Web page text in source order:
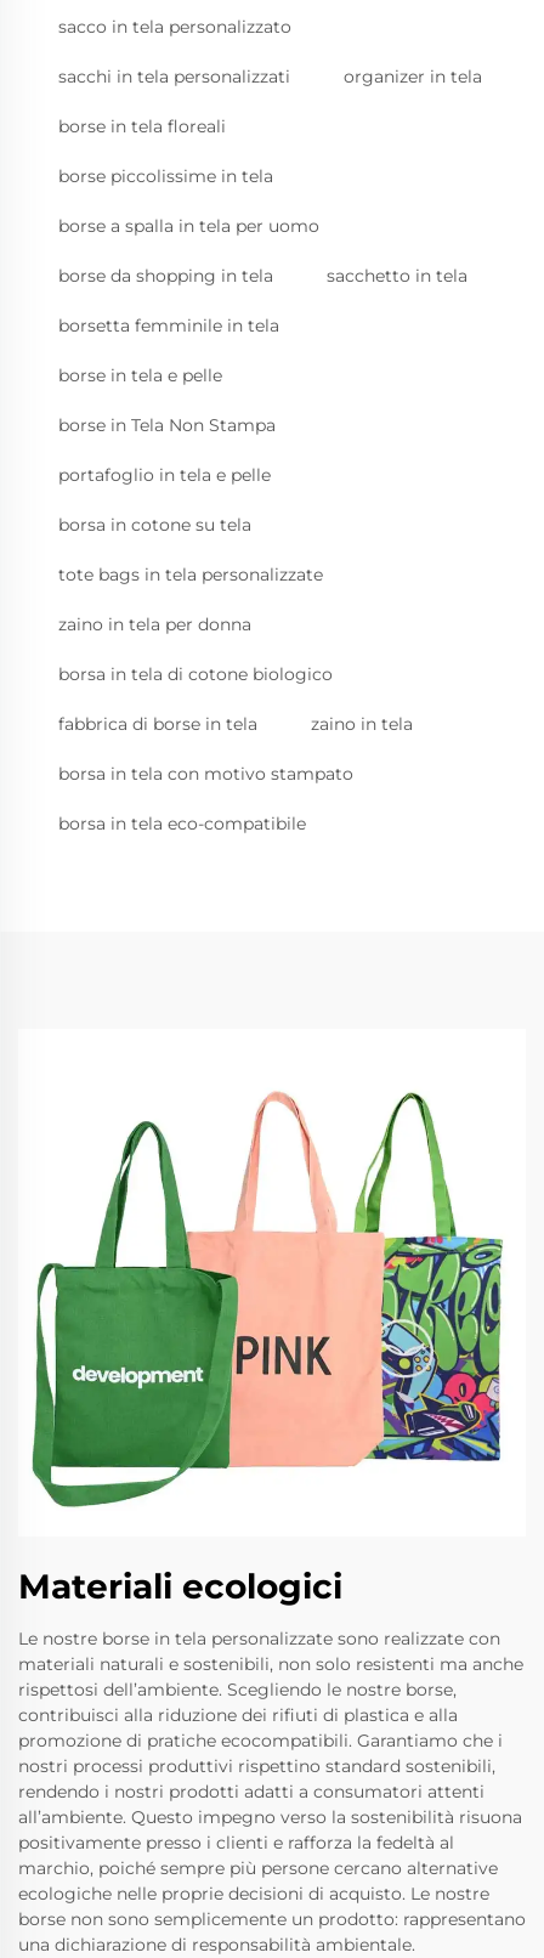
sacco in tela personalizzato
sacchi in tela personalizzati organizer in tela
borse in tela floreali
borse piccolissime in tela
borse a spalla in tela per uomo
borse da shopping in tela sacchetto in tela
borsetta femminile in tela
borse in tela e pelle
borse in Tela Non Stampa
portafoglio in tela e pelle
borsa in cotone su tela
tote bags in tela personalizzate
zaino in tela per donna
borsa in tela di cotone biologico
fabbrica di borse in tela zaino in tela
borsa in tela con motivo stampato
borsa in tela eco-compatibile
Materiali ecologici
Le nostre borse in tela personalizzate sono realizzate con
materiali naturali e sostenibili, non solo resistenti ma anche
rispettosi dell’ambiente. Scegliendo le nostre borse,
contribuisci alla riduzione dei rifiuti di plastica e alla
promozione di pratiche ecocompatibili. Garantiamo che i
nostri processi produttivi rispettino standard sostenibili,
rendendo i nostri prodotti adatti a consumatori attenti
all’ambiente. Questo impegno verso la sostenibilità risuona
positivamente presso i clienti e rafforza la fedeltà al
marchio, poiché sempre più persone cercano alternative
ecologiche nelle proprie decisioni di acquisto. Le nostre
borse non sono semplicemente un prodotto: rappresentano
una dichiarazione di responsabilità ambientale.